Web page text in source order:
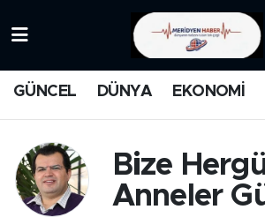
GÜNCEL DÜNYA EKONOMİ
Bize
Anneler
MANŞET
MEDYA
İstanbul Namaz Vakitleri
Trafik Durumu